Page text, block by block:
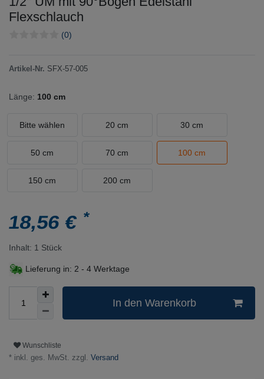
Flexschlauch
(0)
Artikel-Nr. SFX-57-005
Länge: 100 cm
Bitte wählen 20 cm 30 cm
50 cm 70 cm 100 cm
150 cm 200 cm
18,56 €*
Inhalt: 1 Stück
Lieferung in: 2 - 4 Werktage
In den Warenkorb
Wunschliste
* inkl. ges. MwSt. zzgl. Versand